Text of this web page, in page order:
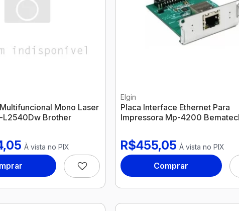
Mono Laser
L2540Dw Brother
À vista no PIX
Elgin
Placa Interface Ethernet Para
Impressora Mp-4200
R$455,05 À vista no PIX
Comprar